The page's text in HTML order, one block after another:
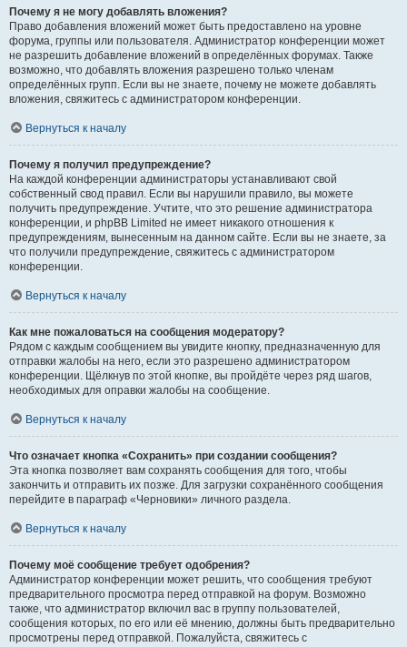
Почему я не могу добавлять вложения?
Право добавления вложений может быть предоставлено на уровне
форума, группы или пользователя. Администратор конференции может
не разрешить добавление вложений в определённых форумах. Также
возможно, что добавлять вложения разрешено только членам
определённых групп. Если вы не знаете, почему не можете добавлять
вложения, свяжитесь с администратором конференции.
Вернуться к началу
Почему я получил предупреждение?
На каждой конференции администраторы устанавливают свой
собственный свод правил. Если вы нарушили правило, вы можете
получить предупреждение. Учтите, что это решение администратора
конференции, и phpBB Limited не имеет никакого отношения к
предупреждениям, вынесенным на данном сайте. Если вы не знаете, за
что получили предупреждение, свяжитесь с администратором
конференции.
Вернуться к началу
Как мне пожаловаться на сообщения модератору?
Рядом с каждым сообщением вы увидите кнопку, предназначенную для
отправки жалобы на него, если это разрешено администратором
конференции. Щёлкнув по этой кнопке, вы пройдёте через ряд шагов,
необходимых для оправки жалобы на сообщение.
Вернуться к началу
Что означает кнопка «Сохранить» при создании сообщения?
Эта кнопка позволяет вам сохранять сообщения для того, чтобы
закончить и отправить их позже. Для загрузки сохранённого сообщения
перейдите в параграф «Черновики» личного раздела.
Вернуться к началу
Почему моё сообщение требует одобрения?
Администратор конференции может решить, что сообщения требуют
предварительного просмотра перед отправкой на форум. Возможно
также, что администратор включил вас в группу пользователей,
сообщения которых, по его или её мнению, должны быть предварительно
просмотрены перед отправкой. Пожалуйста, свяжитесь с